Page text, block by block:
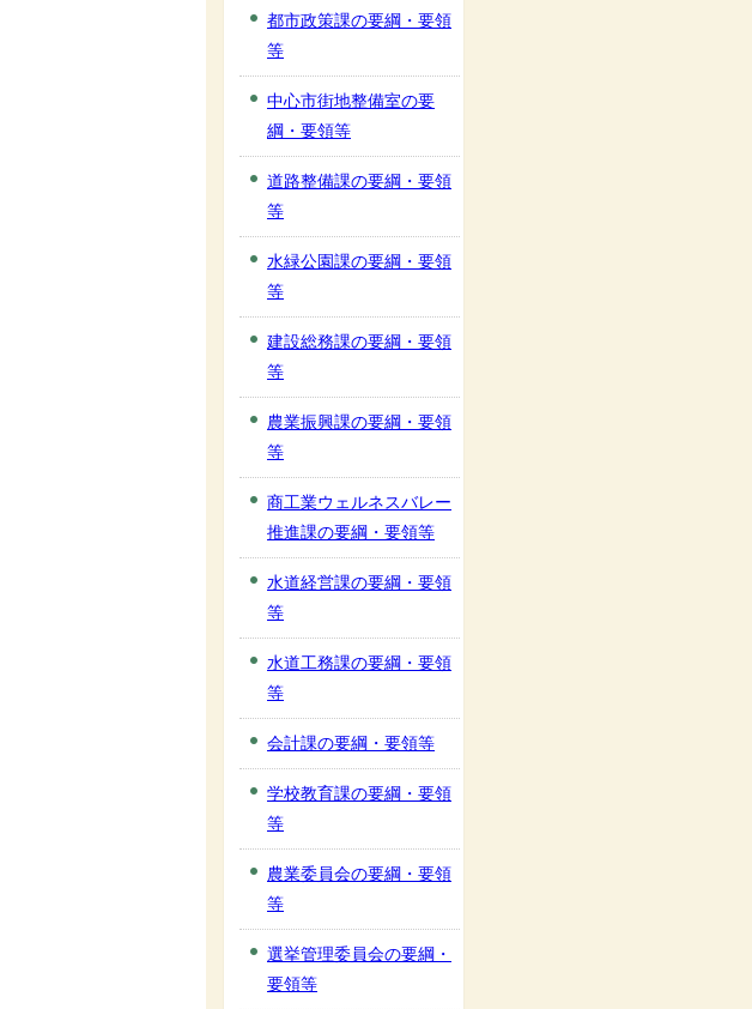
都市政策課の要綱・要領
等
中心市街地整備室の要
綱・要領等
道路整備課の要綱・要領
等
水緑公園課の要綱・要領
等
建設総務課の要綱・要領
等
農業振興課の要綱・要領
等
商工業ウェルネスバレー
推進課の要綱・要領等
水道経営課の要綱・要領
等
水道工務課の要綱・要領
等
会計課の要綱・要領等
学校教育課の要綱・要領
等
農業委員会の要綱・要領
等
選挙管理委員会の要綱・
要領等